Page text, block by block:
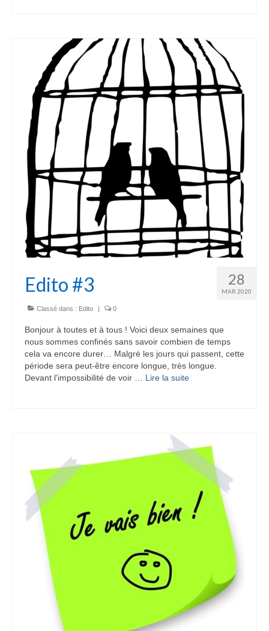
28
MAR 2020
Edito #3
Classé dans : Edito | 0
Bonjour à toutes et à tous ! Voici deux semaines que
nous sommes confinés sans savoir combien de temps
cela va encore durer… Malgré les jours qui passent, cette
période sera peut-être encore longue, très longue.
Devant l’impossibilité de voir … Lire la suite­­